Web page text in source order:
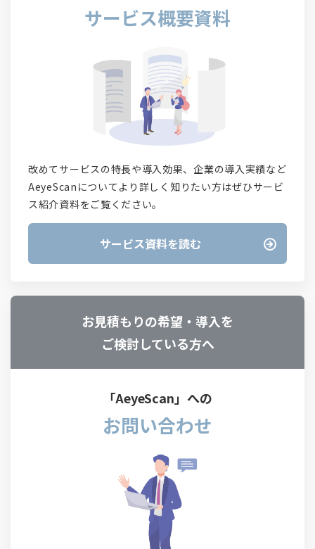
サービス概要資料
改めてサービスの特長や導入効果、企業の導入実績など
AeyeScanについてより詳しく知りたい方はぜひサービ
ス紹介資料をご覧ください。
サービス資料を読む
お見積もりの希望・導入を
ご検討している方へ
「AeyeScan」への
お問い合わせ